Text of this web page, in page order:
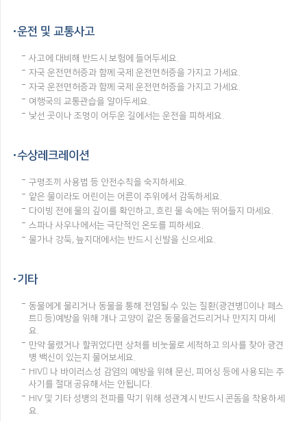
운전 및 교통사고
사고에 대비해 반드시 보험에 들어두세요.
자국 운전면허증과 함께 국제 운전면허증을 가지고 가세요.
자국 운전면허증과 함께 국제 운전면허증을 가지고 가세요.
여행국의 교통관습을 알아두세요.
낯선 곳이나 조명이 어두운 길에서는 운전을 피하세요.
수상레크레이션
구명조끼 사용법 등 안전수칙을 숙지하세요.
얕은 물이라도 어린이는 어른이 주위에서 감독하세요.
다이빙 전에 물의 깊이를 확인하고, 흐린 물 속에는 뛰어들지 마세요.
스파나 사우나에서는 극단적인 온도를 피하세요.
물가나 강둑, 늪지대에서는 반드시 신발을 신으세요.
기타
동물에게 물리거나 동물을 통해 전염될 수 있는 질환(광견병이나 페스
트 등)예방을 위해 개나 고양이 같은 동물을건드리거나 만지지 마세
요.
만약 물렸거나 할퀴었다면 상처를 비눗물로 세척하고 의사를 찾아 광견
병 백신이 있는지 물어보세요.
HIV 나 바이러스성 감염의 예방을 위해 문신, 피어싱 등에 사용되는 주
사기를 절대 공유해서는 안됩니다.
HIV 및 기타 성병의 전파를 막기 위해 성관계시 반드시 콘돔을 착용하세
요.